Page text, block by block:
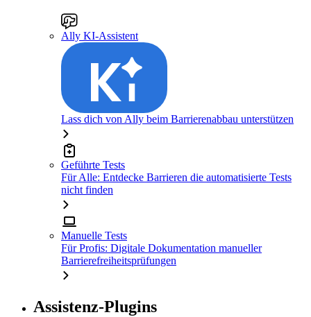
Ally KI-Assistent
Lass dich von Ally beim Barrierenabbau unterstützen
Geführte Tests
Für Alle: Entdecke Barrieren die automatisierte Tests
nicht finden
Manuelle Tests
Für Profis: Digitale Dokumentation manueller
Barrierefreiheitsprüfungen
Assistenz-Plugins